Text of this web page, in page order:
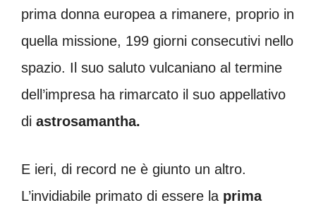
prima donna europea a rimanere, proprio in
quella missione, 199 giorni consecutivi nello
spazio. Il suo saluto vulcaniano al termine
dell’impresa ha rimarcato il suo appellativo
di astrosamantha.
E ieri, di record ne è giunto un altro.
L’invidiabile primato di essere la prima